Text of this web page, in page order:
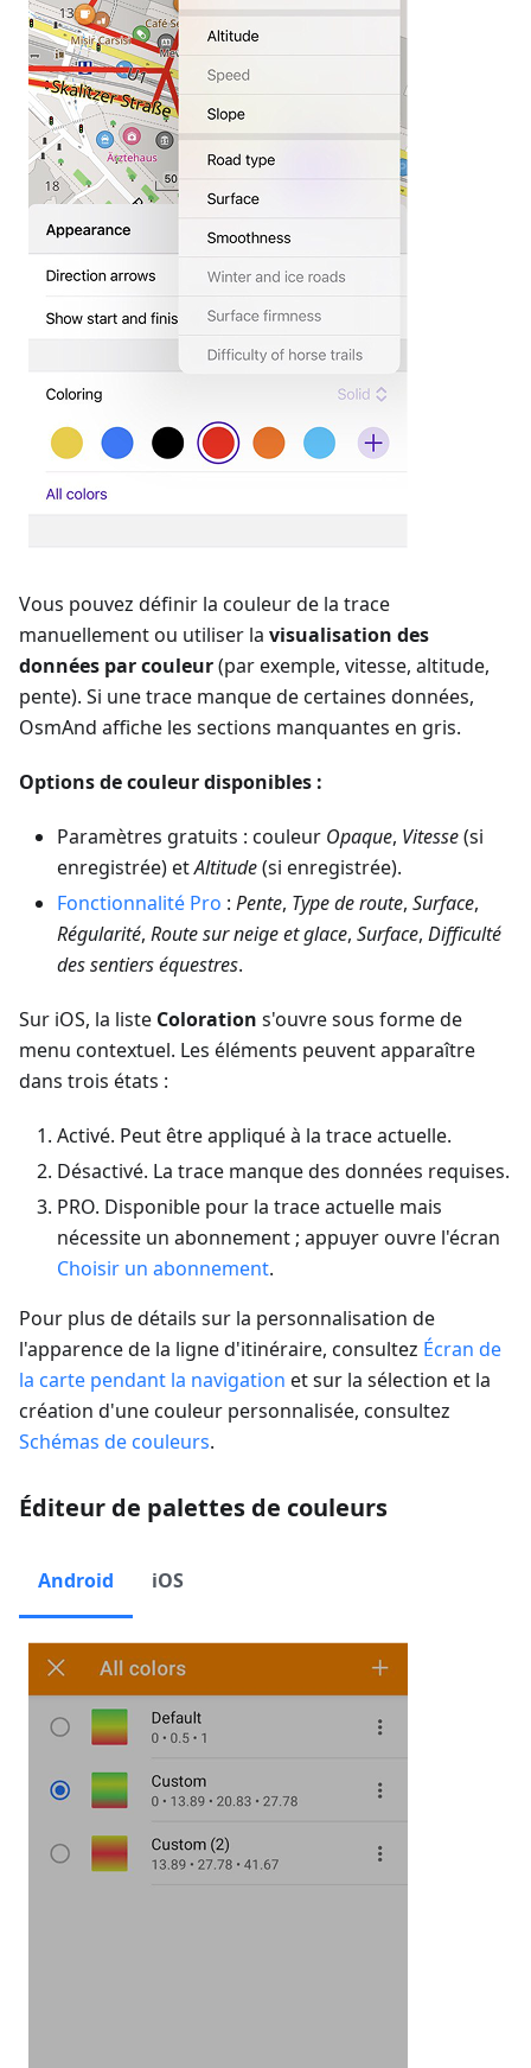
Vous pouvez définir la couleur de la trace
manuellement ou utiliser la visualisation des
données par couleur(par exemple, vitesse, altitude,
pente). Si une trace manque de certaines données,
OsmAnd affiche les sections manquantes en gris.
Options de couleur disponibles :
Paramètres gratuits : couleur Opaque, Vitesse(si
enregistrée) etAltitude(si enregistrée).
Fonctionnalité Pro : Pente, Type de route, Surface,
Régularité, Route sur neige et glace, Surface, Difficulté
des sentiers équestres.
Sur iOS, la liste Coloration s'ouvre sous forme de
menu contextuel. Les éléments peuvent apparaître
dans trois états :
Activé. Peut être appliqué à la trace actuelle.
Désactivé. La trace manque des données requises.
PRO. Disponible pour la trace actuelle mais
nécessite un abonnement ; appuyer ouvre l'écran
Choisir un abonnement.
Pour plus de détails sur la personnalisation de
l'apparence de la ligne d'itinéraire, consultez Écran de
la carte pendant la navigation et sur la sélection et la
création d'une couleur personnalisée, consultez
Schémas de couleurs.
Éditeur de palettes de couleurs
Android iOS